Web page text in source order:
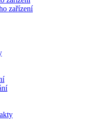
zařízení